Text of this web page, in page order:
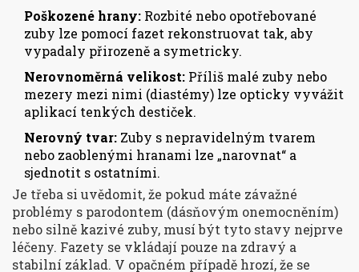
Poškozené hrany: Rozbité nebo opotřebované
zuby lze pomocí fazet rekonstruovat tak, aby
vypadaly přirozeně a symetricky.
Nerovnoměrná velikost: Příliš malé zuby nebo
mezery mezi nimi (diastémy) lze opticky vyvážit
aplikací tenkých destiček.
Nerovný tvar: Zuby s nepravidelným tvarem
nebo zaoblenými hranami lze „narovnat“ a
sjednotit s ostatními.
Je třeba si uvědomit, že pokud máte závažné
problémy s parodontem (dásňovým onemocněním)
nebo silně kazivé zuby, musí být tyto stavy nejprve
léčeny. Fazety se vkládají pouze na zdravý a
stabilní základ. V opačném případě hrozí, že se